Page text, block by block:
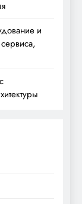
и